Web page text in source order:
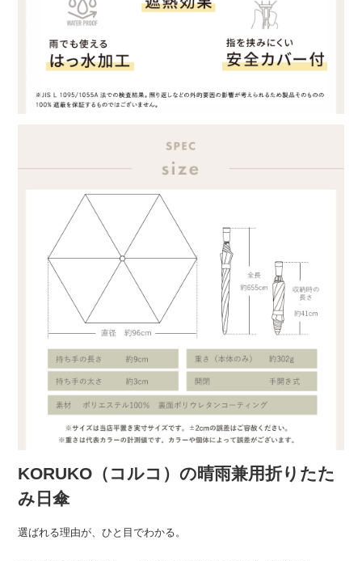
KORUKO（コルコ）の晴雨兼用折りたた
み日傘
選ばれる理由が、ひと目でわかる。